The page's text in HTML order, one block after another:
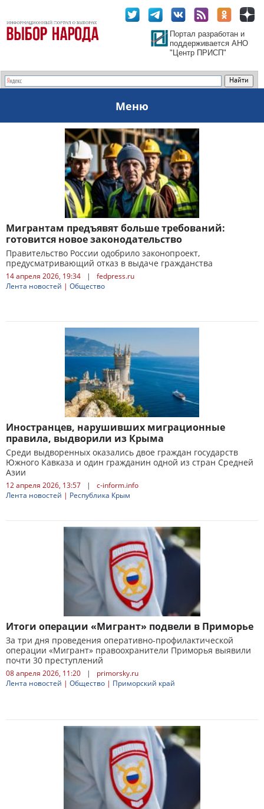
Портал разработан и
поддерживается АНО
"Центр ПРИСП"
Меню
Мигрантам предъявят больше требований:
готовится новое законодательство
Правительство России одобрило законопроект,
предусматривающий отказ в выдаче гражданства
14 апреля 2026, 19:34 |
fedpress.ru
Лента новостей | Общество
Иностранцев, нарушивших миграционные
правила, выдворили из Крыма
Среди выдворенных оказались двое граждан государств
Южного Кавказа и один гражданин одной из стран Средней
Азии
12 апреля 2026, 13:57 |
c-inform.info
Лента новостей | Республика Крым
Итоги операции «Мигрант» подвели в Приморье
За три дня проведения оперативно-профилактической
операции «Мигрант» правоохранители Приморья выявили
почти 30 преступлений
08 апреля 2026, 11:20 |
primorsky.ru
Лента новостей | Общество | Приморский край